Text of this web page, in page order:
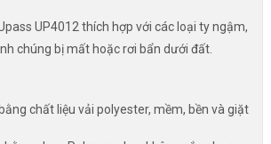
UP4012 thích hợp với các loại ty ngậm,
chúng bị mất hoặc rơi bẩn dưới đất.
chất liệu vải polyester, mềm, bền và giặt